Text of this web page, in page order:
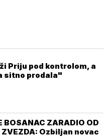
Priju pod kontrolom, a
sitno prodala"
BOSANAC ZARADIO OD
ZVEZDA: Ozbiljan novac